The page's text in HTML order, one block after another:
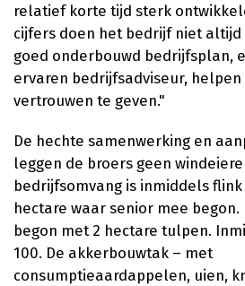
relatief korte tijd sterk
cijfers doen het bedrijf niet altijd
goed onderbouwd bedrijfsplan,
ervaren bedrijfsadviseur,
vertrouwen te geven."
De hechte samenwerking en
leggen de broers geen
bedrijfsomvang is inmiddels
hectare waar senior mee
begon met 2 hectare tulpen.
100. De akkerbouwtak – met
consumptieaardappelen, uien,